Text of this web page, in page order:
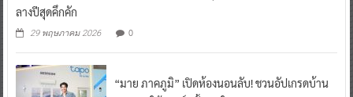
ลางปีสุดคึกคัก
29 พฤษภาคม 2026 0
“มาย ภาคภูมิ” เปิดห้องนอนลับ! ชวนอัปเกรดบ้าน